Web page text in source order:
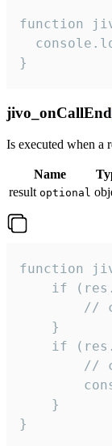
function
}
jivo_onCallEnd
Is executed when a
Name
result optional
function
if
//
    }
if
//
    }
}